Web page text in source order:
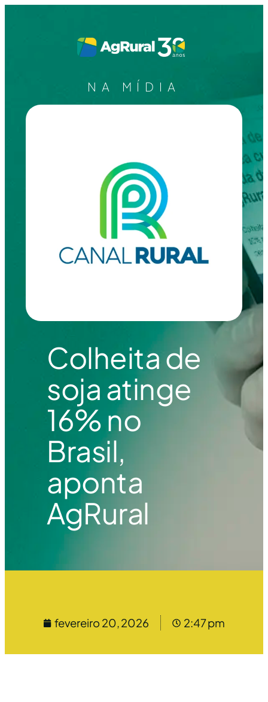
NA MÍDIA
Colheita de
soja atinge
16% no
Brasil,
aponta
AgRural
fevereiro 20, 2026 2:47 pm